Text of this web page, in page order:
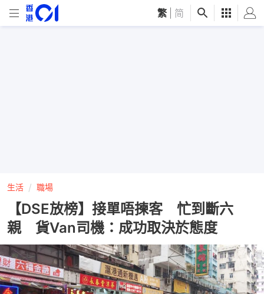
繁 简
生活 職場
【DSE放榜】接單唔揀客 忙到斷六
親 貨Van司機：成功取決於態度